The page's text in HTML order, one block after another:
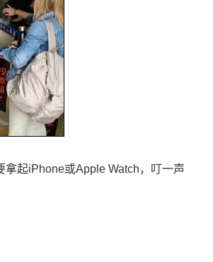
起iPhone或Apple Watch，叮一声